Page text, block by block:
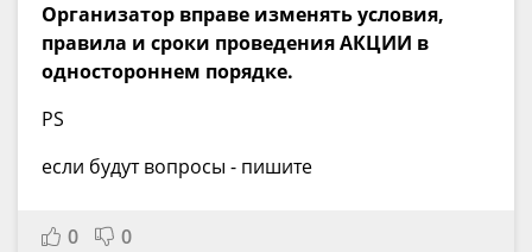
Организатор вправе изменять условия,
правила и сроки проведения АКЦИИ в
одностороннем порядке.
PS
если будут вопросы - пишите
0 0